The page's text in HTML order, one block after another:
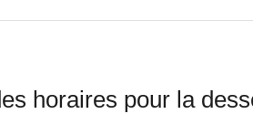
horaires pour la